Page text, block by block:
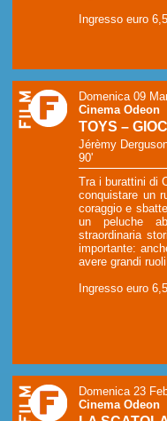
Ingresso euro
Domenica 09
Cinema Odeon
TOYS –
Jérèmy
90'
Tra i burattini di
conquistare un
coraggio e
un peluche
straordinaria
importante:
avere grandi
Ingresso euro
Domenica 23
Cinema Odeon